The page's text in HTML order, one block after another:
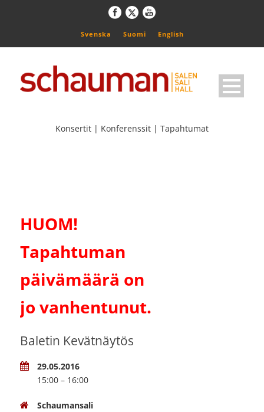
Svenska Suomi English
Konsertit | Konferenssit | Tapahtumat
HUOM!
Tapahtuman
päivämäärä on
jo vanhentunut.
Baletin Kevätnäytös
29.05.2016
15:00 – 16:00
Schaumansali